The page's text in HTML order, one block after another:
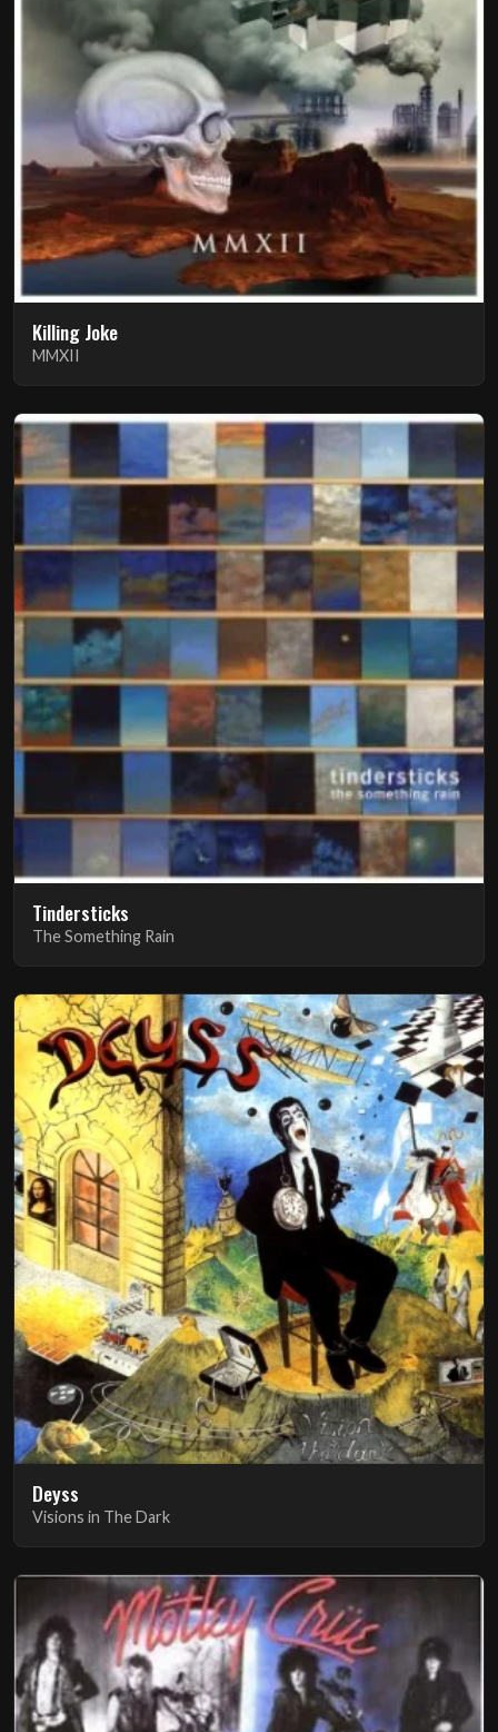
Killing Joke
MMXII
Tindersticks
The Something Rain
Deyss
Visions in The Dark